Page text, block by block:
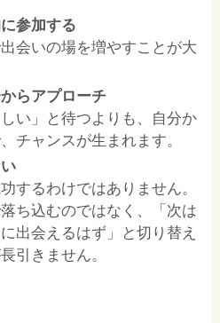
参加する
会いの場を増やすことが大
らアプローチ
しい」と待つよりも、自分か
チャンスが生まれます。
するわけではありません。
ち込むのではなく、「次は
出会えるはず」と切り替え
引きません。